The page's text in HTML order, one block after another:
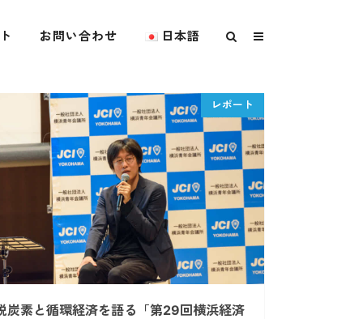
お問い合わせ 日本語
炭素と循環経済を語る「第29回横浜経済